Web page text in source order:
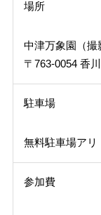
場所
中津万象園（撮
〒763-0054 香
駐車場
無料駐車場アリ
参加費